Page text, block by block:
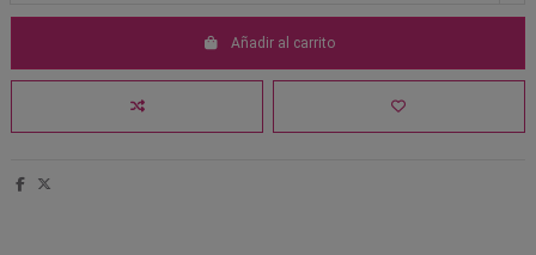
Añadir al carrito